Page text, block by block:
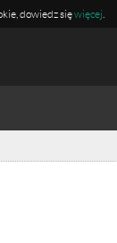
dowiedz sięwięcej